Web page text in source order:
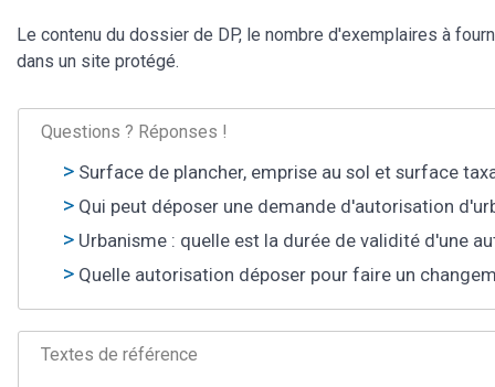
Le contenu du dossier de DP, le nombre d'exemplaires à
dans un site protégé.
Questions ? Réponses !
Surface de plancher, emprise au sol et surface
Qui peut déposer une demande d'autorisation
Urbanisme : quelle est la durée de validité d'une
Quelle autorisation déposer pour faire un
Textes de référence